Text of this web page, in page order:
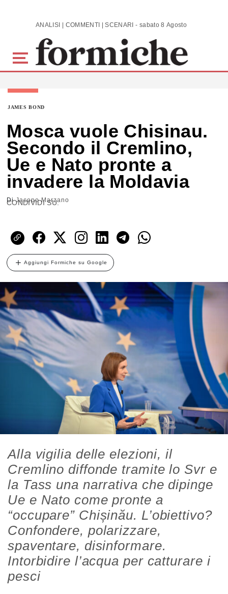
Skip to main content ANALISI | COMMENTI | SCENARI - sabato 8 Agosto 2026
JAMES BOND
Mosca vuole Chisinau.
Secondo il Cremlino,
Ue e Nato pronte a
invadere la Moldavia
DiJacopo Marzano
CONDIVIDI SU:
Aggiungi Formiche su Google
Alla vigilia delle elezioni, il
Cremlino diffonde tramite lo Svr e
la Tass una narrativa che dipinge
Ue e Nato come pronte a
“occupare” Chișinău. L’obiettivo?
Confondere, polarizzare,
spaventare, disinformare.
Intorbidire l’acqua per catturare i
pesci